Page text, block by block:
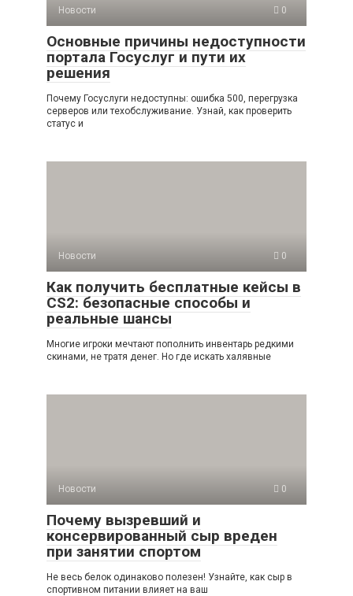
Новости 0
Основные причины недоступности
портала Госуслуг и пути их
решения
Почему Госуслуги недоступны: ошибка 500, перегрузка
серверов или техобслуживание. Узнай, как проверить
статус и
Новости 0
Как получить бесплатные кейсы в
CS2: безопасные способы и
реальные шансы
Многие игроки мечтают пополнить инвентарь редкими
скинами, не тратя денег. Но где искать халявные
Новости 0
Почему вызревший и
консервированный сыр вреден
при занятии спортом
Не весь белок одинаково полезен! Узнайте, как сыр в
спортивном питании влияет на ваш